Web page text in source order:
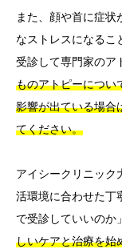
また、顔や首に症
なストレスになるこ
受診して専門家のア
ものアトピーについ
影響が出ている場合
てください。
アイシークリニック
活環境に合わせた丁
で受診していいのか
しいケアと治療を始